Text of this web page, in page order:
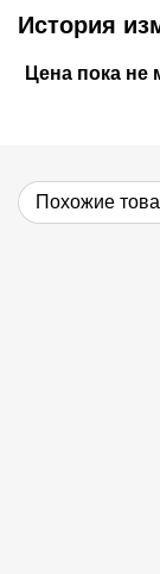
История
Цена пока не
Похожие